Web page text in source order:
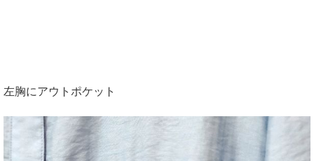
左胸にアウトポケット